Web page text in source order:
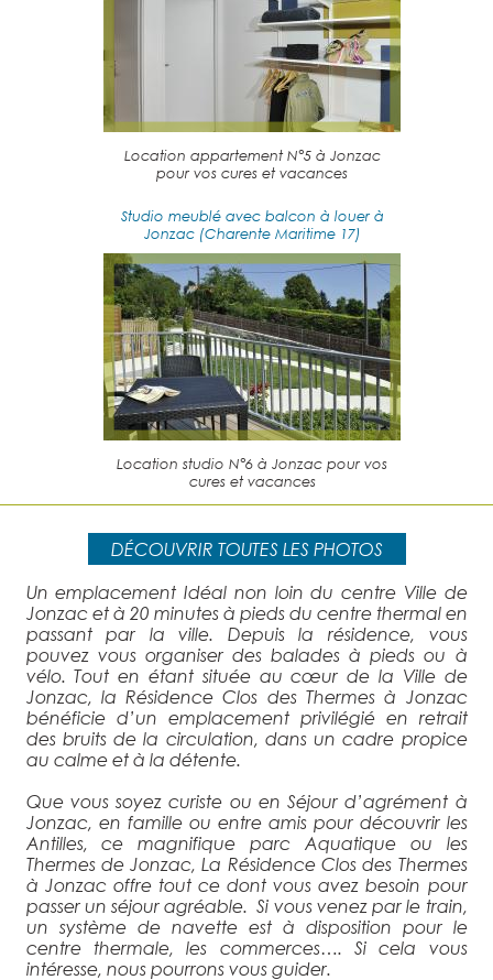
Location appartement N°5 à Jonzac
pour vos cures et vacances
Studio meublé avec balcon à louer à
Jonzac (Charente Maritime 17)
Location studio N°6 à Jonzac pour vos
cures et vacances
DÉCOUVRIR TOUTES LES PHOTOS
Un emplacement Idéal non loin du centre Ville de
Jonzac et à 20 minutes à pieds du centre thermal en
passant par la ville. Depuis la résidence, vous
pouvez vous organiser des balades à pieds ou à
vélo. Tout en étant située au cœur de la Ville de
Jonzac, la Résidence Clos des Thermes à Jonzac
bénéficie d’un emplacement privilégié en retrait
des bruits de la circulation, dans un cadre propice
au calme et à la détente.
Que vous soyez curiste ou en Séjour d’agrément à
Jonzac, en famille ou entre amis pour découvrir les
Antilles, ce magnifique parc Aquatique ou les
Thermes de Jonzac, La Résidence Clos des Thermes
à Jonzac offre tout ce dont vous avez besoin pour
passer un séjour agréable. Si vous venez par le train,
un système de navette est à disposition pour le
centre thermale, les commerces…. Si cela vous
intéresse, nous pourrons vous guider.